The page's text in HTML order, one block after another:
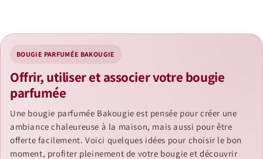
BOUGIE PARFUMÉE BAKOUGIE
Offrir, utiliser et associer votre bougie
parfumée
Une bougie parfumée Bakougie est pensée pour créer une
ambiance chaleureuse à la maison, mais aussi pour être
offerte facilement. Voici quelques idées pour choisir le bon
moment, profiter pleinement de votre bougie et découvrir